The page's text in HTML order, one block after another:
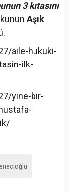
3 kıtasını
Aşık
aile-hukuki-
ilk-
yine-bir-